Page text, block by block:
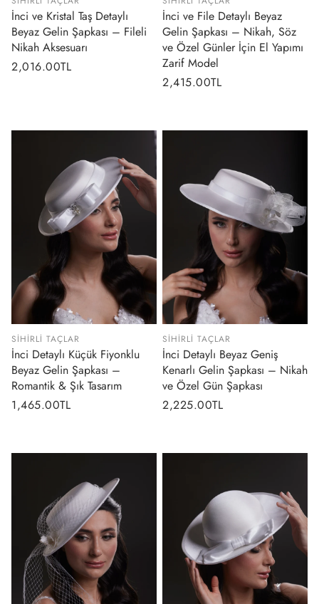
İnci ve Kristal Taş Detaylı
Beyaz Gelin Şapkası – Fileli
Nikah Aksesuarı
Normal
2,016.00TL
İnci ve File Detaylı Beyaz
Gelin Şapkası – Nikah, Söz
ve Özel Günler İçin El Yapımı
Zarif Model
Normal
2,415.00TL
SIHIRLI TAÇLAR
İnci Detaylı Küçük Fiyonklu
Beyaz Gelin Şapkası –
Romantik & Şık Tasarım
Normal
1,465.00TL
SIHIRLI TAÇLAR
İnci Detaylı Beyaz Geniş
Kenarlı Gelin Şapkası – Nikah
ve Özel Gün Şapkası
Normal
2,225.00TL